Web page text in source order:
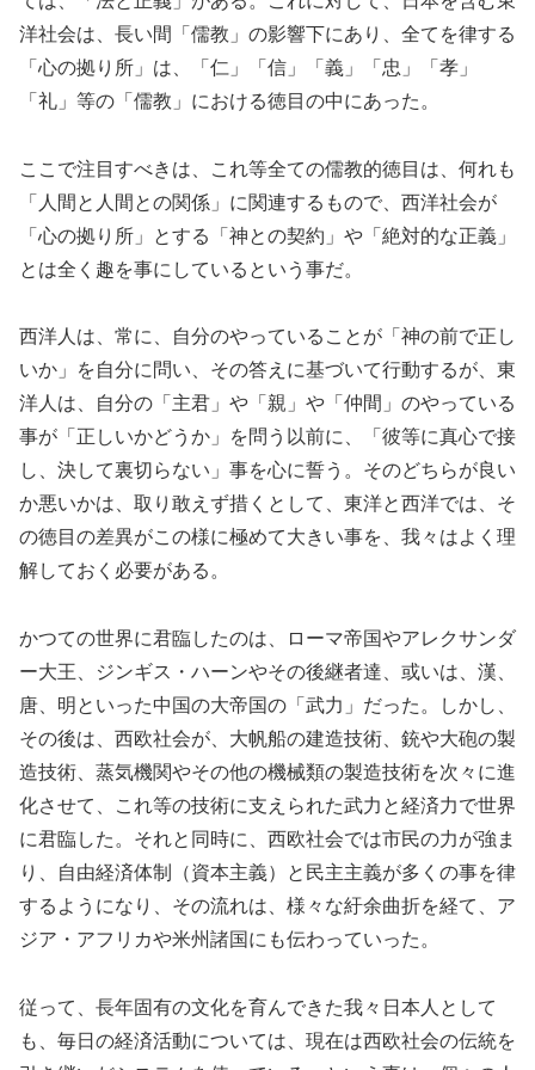
洋社会は、長い間「儒教」の影響下にあり、全てを律する
「心の拠り所」は、「仁」「信」「義」「忠」「孝」
「礼」等の「儒教」における徳目の中にあった。
ここで注目すべきは、これ等全ての儒教的徳目は、何れも
「人間と人間との関係」に関連するもので、西洋社会が
「心の拠り所」とする「神との契約」や「絶対的な正義」
とは全く趣を事にしているという事だ。
西洋人は、常に、自分のやっていることが「神の前で正し
いか」を自分に問い、その答えに基づいて行動するが、東
洋人は、自分の「主君」や「親」や「仲間」のやっている
事が「正しいかどうか」を問う以前に、「彼等に真心で接
し、決して裏切らない」事を心に誓う。そのどちらが良い
か悪いかは、取り敢えず措くとして、東洋と西洋では、そ
の徳目の差異がこの様に極めて大きい事を、我々はよく理
解しておく必要がある。
かつての世界に君臨したのは、ローマ帝国やアレクサンダ
ー大王、ジンギス・ハーンやその後継者達、或いは、漢、
唐、明といった中国の大帝国の「武力」だった。しかし、
その後は、西欧社会が、大帆船の建造技術、銃や大砲の製
造技術、蒸気機関やその他の機械類の製造技術を次々に進
化させて、これ等の技術に支えられた武力と経済力で世界
に君臨した。それと同時に、西欧社会では市民の力が強ま
り、自由経済体制（資本主義）と民主主義が多くの事を律
するようになり、その流れは、様々な紆余曲折を経て、ア
ジア・アフリカや米州諸国にも伝わっていった。
従って、長年固有の文化を育んできた我々日本人として
も、毎日の経済活動については、現在は西欧社会の伝統を